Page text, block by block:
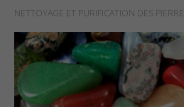
NETTOYAGE ET PURIFICATION DES